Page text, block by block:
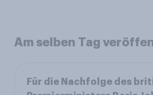
Am selben Tag
Für die Nachfolge des